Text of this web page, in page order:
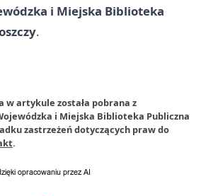
i Miejska Biblioteka
.
artykule została pobrana z
i Miejska Biblioteka Publiczna
zastrzeżeń dotyczących praw do
.